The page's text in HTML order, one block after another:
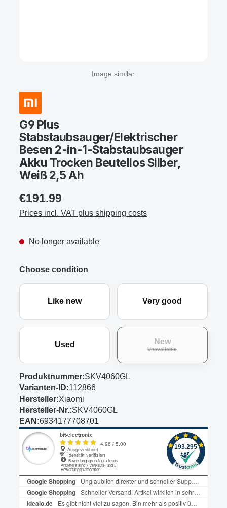
Image similar
G9 Plus
Stabstaubsauger/Elektrischer
Besen 2-in-1-Stabstaubsauger
Akku Trocken Beutellos Silber,
Weiß 2,5 Ah
€191.99
Prices incl. VAT plus shipping costs
No longer available
Choose condition
Like new Very good
Used New
Unavailable(This option is
Produktnummer:SKV4060GL
Varianten-ID:112866
Hersteller:Xiaomi
Hersteller-Nr.:SKV4060GL
EAN:6934177708701